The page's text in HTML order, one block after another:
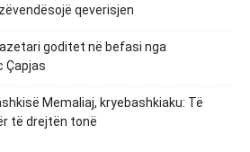
qeverisjen
goditet në befasi nga
Çapjas
Memaliaj, kryebashkiaku: Të
të drejtën tonë